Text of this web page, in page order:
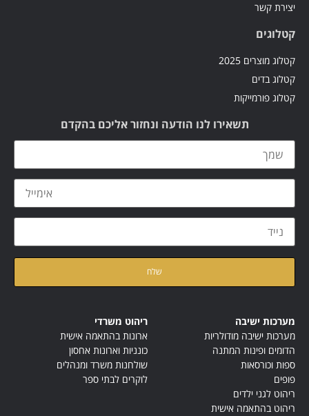
יצירת קשר
קטלוגים
קטלוג מוצרים 2025
קטלוג בדים
קטלוג פורמייקות
תשאירו לנו הודעה ונחזור אליכם בהקדם
מדיניות הפרטיות
מערכות ישיבה
מערכות ישיבה מודולריות
הדומים ופינות המתנה
ספות וכורסאות
פופים
ריהוט לגני ילדים
ריהוט בהתאמה אישית
ריהוט משרדי
ארונות בהתאמה אישית
כונניות וארונות אחסון
שולחנות משרד ומנהלים
לוקרים לבתי ספר